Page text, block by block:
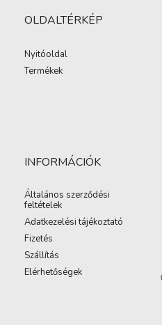
OLDALTÉRKÉP
Nyitóoldal
Termékek
INFORMÁCIÓK
Általános szerződési
feltételek
Adatkezelési tájékoztató
Fizetés
Szállítás
Elérhetőségek